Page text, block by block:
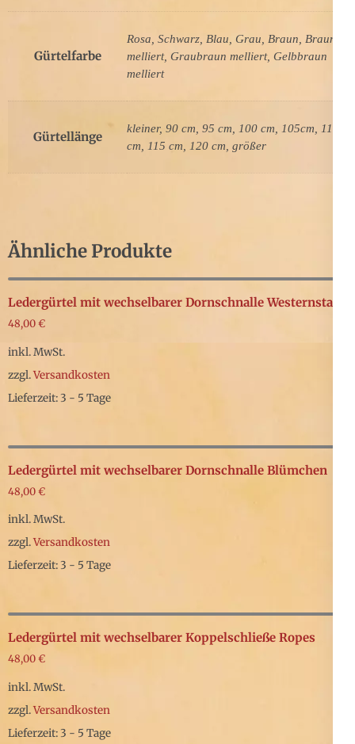
Gürtelfarbe
Rosa, Schwarz, Blau, Grau, Braun, Braun
melliert, Graubraun melliert, Gelbbraun
melliert
Gürtellänge
kleiner, 90 cm, 95 cm, 100 cm, 105cm, 110
cm, 115 cm, 120 cm, größer
Ähnliche Produkte
Ledergürtel mit wechselbarer Dornschnalle Westernstar
48,00€
inkl. MwSt.
zzgl.Versandkosten
Lieferzeit: 3 - 5 Tage
Produkt
weist
mehrere
Varianten
auf.
Die
gewählt
werden
Ledergürtel mit wechselbarer Dornschnalle Blümchen
48,00€
inkl. MwSt.
zzgl.Versandkosten
Lieferzeit: 3 - 5 Tage
Produkt
weist
mehrere
Varianten
auf.
Die
Ledergürtel mit wechselbarer Koppelschließe Ropes
48,00€
inkl. MwSt.
zzgl.Versandkosten
Lieferzeit: 3 - 5 Tage